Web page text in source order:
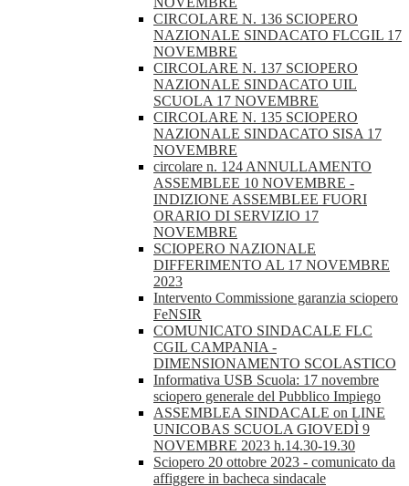
CIRCOLARE N. 136 SCIOPERO
NAZIONALE SINDACATO FLCGIL 17
NOVEMBRE
CIRCOLARE N. 137 SCIOPERO
NAZIONALE SINDACATO UIL
SCUOLA 17 NOVEMBRE
CIRCOLARE N. 135 SCIOPERO
NAZIONALE SINDACATO SISA 17
NOVEMBRE
circolare n. 124 ANNULLAMENTO
ASSEMBLEE 10 NOVEMBRE -
INDIZIONE ASSEMBLEE FUORI
ORARIO DI SERVIZIO 17
NOVEMBRE
SCIOPERO NAZIONALE
DIFFERIMENTO AL 17 NOVEMBRE
2023
Intervento Commissione garanzia sciopero
FeNSIR
COMUNICATO SINDACALE FLC
CGIL CAMPANIA -
DIMENSIONAMENTO SCOLASTICO
Informativa USB Scuola: 17 novembre
sciopero generale del Pubblico Impiego
ASSEMBLEA SINDACALE on LINE
UNICOBAS SCUOLA GIOVEDÌ 9
NOVEMBRE 2023 h.14.30-19.30
Sciopero 20 ottobre 2023 - comunicato da
affiggere in bacheca sindacale